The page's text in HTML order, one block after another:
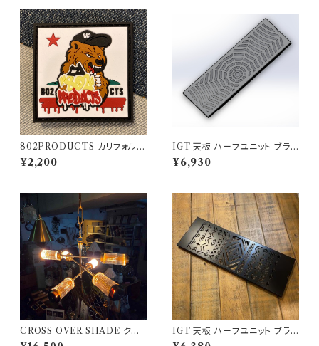
802PRODUCTS カリフォルニ
アベア ラバーワッペン
¥2,200
IGT 天板 ハーフユニット ブラッ
クアイアン【 スパイダー 】アイア
ングリルテーブル Snow Peak
¥6,930
CROSS OVER SHADE クロ
スオーバーシェード 802PROD
IGT 天板 ハーフユニット ブラッ
クアイアン【 ネイティブ横 】アイ